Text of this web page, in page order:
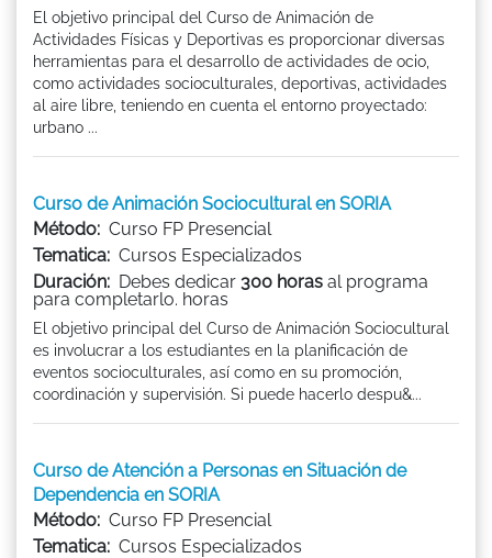
El objetivo principal del Curso de Animación de
Actividades Físicas y Deportivas es proporcionar diversas
herramientas para el desarrollo de actividades de ocio,
como actividades socioculturales, deportivas, actividades
al aire libre, teniendo en cuenta el entorno proyectado:
urbano ...
Curso de Animación Sociocultural en SORIA
Método: Curso FP Presencial
Tematica: Cursos Especializados
Duración: Debes dedicar 300 horas al programa
para completarlo. horas
El objetivo principal del Curso de Animación Sociocultural
es involucrar a los estudiantes en la planificación de
eventos socioculturales, así como en su promoción,
coordinación y supervisión. Si puede hacerlo despu&...
Curso de Atención a Personas en Situación de
Dependencia en SORIA
Método: Curso FP Presencial
Tematica: Cursos Especializados